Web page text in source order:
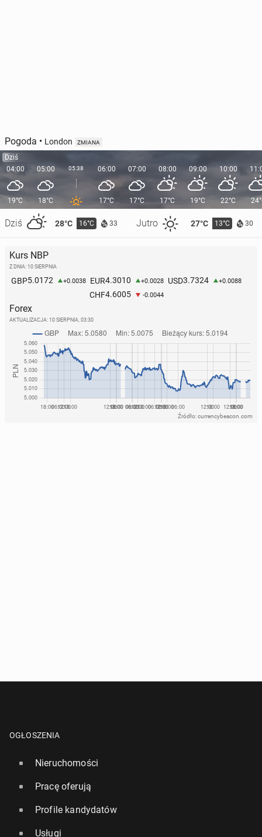
Pogoda • London ZMIANA
Dziś
04:00
19°C
Dziś 28°C 16°C 33 Jutro 27°C 13°C 30
05:00
18°C
05:38 06:00
17°C
07:00
17°C
08:00
17°C
09:00
19°C
10:00
22°C
Kurs NBP
Z DNIA: 10 SIERPNIA
GBP5.0172 +0.0038 EUR4.3010 +0.0028 USD3.7324 +0.0088
CHF4.6005 -0.0044
Forex
AKTUALIZACJA: 10 SIERPNIA, 03:30
Źródło: currencybeacon.com
OGŁOSZENIA
Nieruchomości
Pracę oferują
Profile kandydatów
Usługi